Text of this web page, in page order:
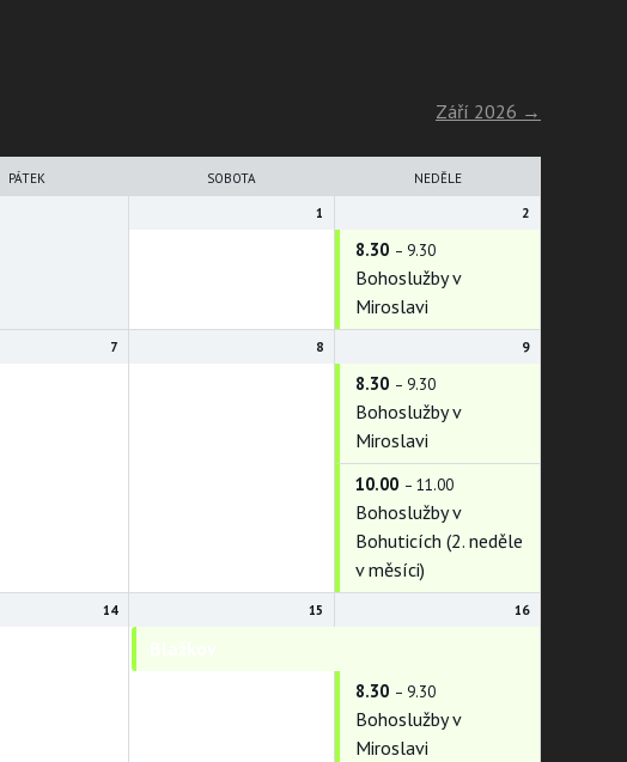
Září 2026 →
PÁTEK SOBOTA NEDĚLE
1 2
8.30 – 9.30
Bohoslužby v
Miroslavi
7 8 9
8.30 – 9.30
Bohoslužby v
Miroslavi
10.00 – 11.00
Bohoslužby v
Bohuticích (2. neděle
v měsíci)
14 15 16
8.30 – 9.30
Bohoslužby v
Miroslavi